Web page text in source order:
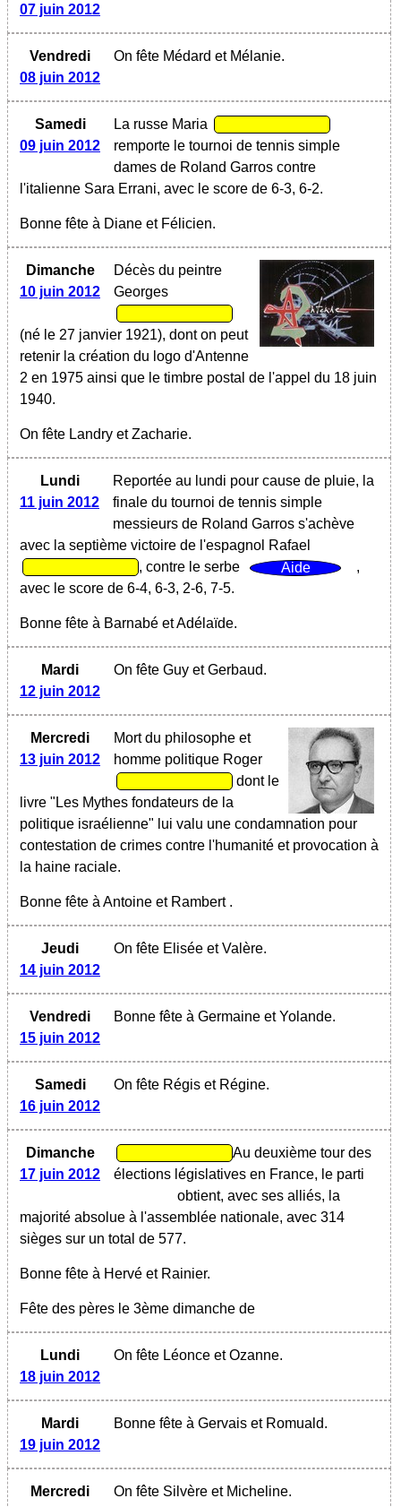
07 juin 2012
Vendredi
08 juin 2012
On fête Médard et Mélanie.
Samedi
09 juin 2012
La russe Maria
remporte le tournoi de tennis simple
dames de Roland Garros contre
l'italienne Sara Errani, avec le score de 6-3, 6-2.
Bonne fête à Diane et Félicien.
Dimanche
10 juin 2012
Décès du peintre
Georges
(né le 27 janvier 1921), dont on peut
retenir la création du logo d'Antenne
2 en 1975 ainsi que le timbre postal de l'appel du 18 juin
1940.
On fête Landry et Zacharie.
Lundi
11 juin 2012
Reportée au lundi pour cause de pluie, la
finale du tournoi de tennis simple
messieurs de Roland Garros s'achève
avec la septième victoire de l'espagnol Rafael
, contre le serbe
,
avec le score de 6-4, 6-3, 2-6, 7-5.
Bonne fête à Barnabé et Adélaïde.
Mardi
12 juin 2012
On fête Guy et Gerbaud.
Mercredi
13 juin 2012
Mort du philosophe et
homme politique Roger
dont le
livre "Les Mythes fondateurs de la
politique israélienne" lui valu une condamnation pour
contestation de crimes contre l'humanité et provocation à
la haine raciale.
Bonne fête à Antoine et Rambert .
Jeudi
14 juin 2012
On fête Elisée et Valère.
Vendredi
15 juin 2012
Bonne fête à Germaine et Yolande.
Samedi
16 juin 2012
On fête Régis et Régine.
Dimanche
17 juin 2012
Au deuxième tour des
élections législatives en France, le parti
obtient, avec ses alliés, la
majorité absolue à l'assemblée nationale, avec 314
sièges sur un total de 577.
Bonne fête à Hervé et Rainier.
Fête des pères le 3ème dimanche de
Lundi
18 juin 2012
On fête Léonce et Ozanne.
Mardi
19 juin 2012
Bonne fête à Gervais et Romuald.
Mercredi
On fête Silvère et Micheline.